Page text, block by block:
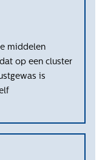
middelen
op een cluster
is